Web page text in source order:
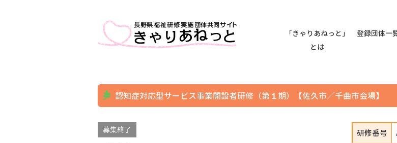
「きゃりあねっと」
とは
登録団体一
認知症対応型サービス事業開設者研修（第１期）【佐久市／千曲市会場】
募集終了 研修番号